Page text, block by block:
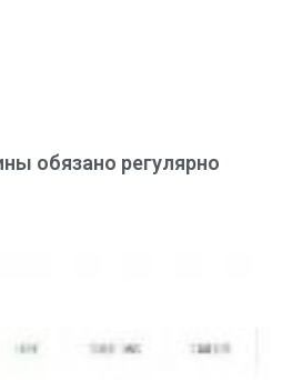
обязано регулярно